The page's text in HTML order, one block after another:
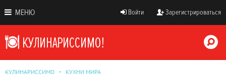
МЕНЮ Войти Зарегистрироваться
КУЛИНАРИССИМО КУХНИ МИРА